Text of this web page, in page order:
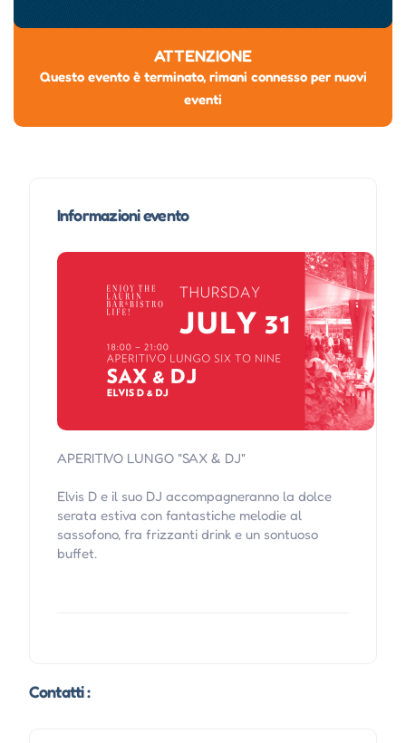
ATTENZIONE
Questo evento è terminato, rimani connesso per nuovi
eventi
Informazioni evento
APERITIVO LUNGO "SAX & DJ"
Elvis D e il suo DJ accompagneranno la dolce
serata estiva con fantastiche melodie al
sassofono, fra frizzanti drink e un sontuoso
buffet.
Contatti :